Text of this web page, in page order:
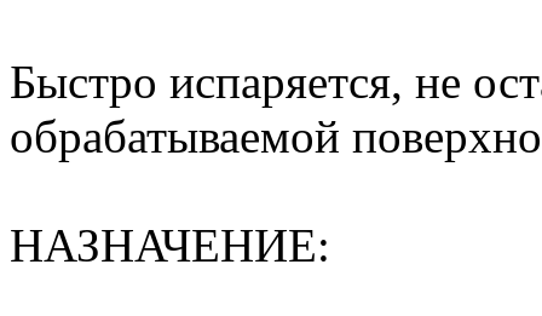
Быстро испаряется, не
обрабатываемой
НАЗНАЧЕНИЕ: